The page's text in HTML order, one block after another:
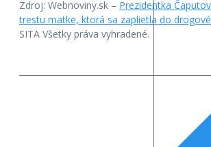
Zdroj: Webnoviny.sk – Prezidentka
trestu matke, ktorá sa zaplietla do
SITA Všetky práva vyhradené.